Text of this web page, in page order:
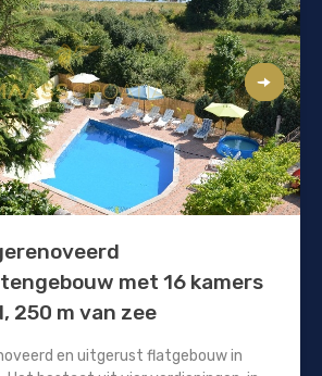
met 16 kamers
250 m van zee
en uitgerust flatgebouw in